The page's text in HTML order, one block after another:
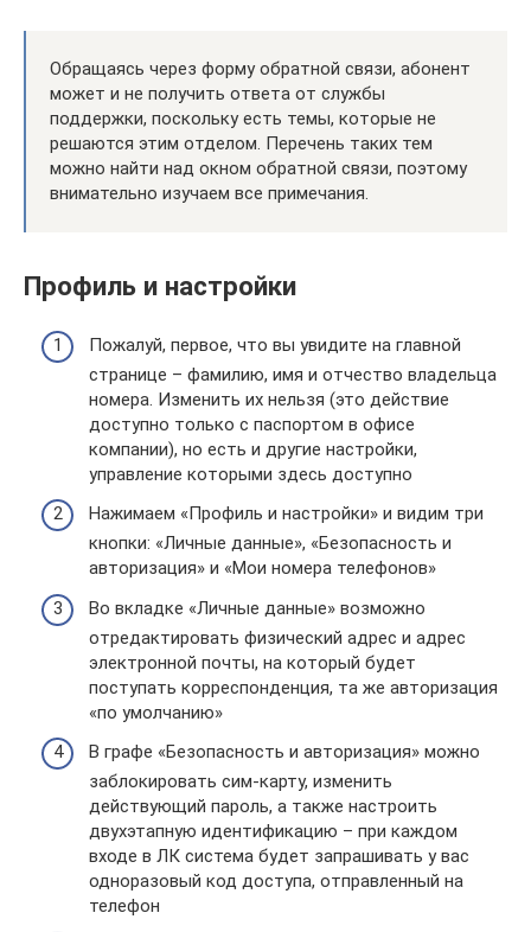
Обращаясь через форму обратной связи, абонент
может и не получить ответа от службы
поддержки, поскольку есть темы, которые не
решаются этим отделом. Перечень таких тем
можно найти над окном обратной связи, поэтому
внимательно изучаем все примечания.
Профиль и настройки
Пожалуй, первое, что вы увидите на главной
странице – фамилию, имя и отчество владельца
номера. Изменить их нельзя (это действие
доступно только с паспортом в офисе
компании), но есть и другие настройки,
управление которыми здесь доступно
Нажимаем «Профиль и настройки» и видим три
кнопки: «Личные данные», «Безопасность и
авторизация» и «Мои номера телефонов»
Во вкладке «Личные данные» возможно
отредактировать физический адрес и адрес
электронной почты, на который будет
поступать корреспонденция, та же авторизация
«по умолчанию»
В графе «Безопасность и авторизация» можно
заблокировать сим-карту, изменить
действующий пароль, а также настроить
двухэтапную идентификацию – при каждом
входе в ЛК система будет запрашивать у вас
одноразовый код доступа, отправленный на
телефон